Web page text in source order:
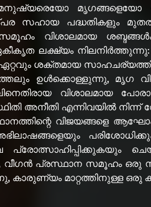
മൃഗങ്ങളെയോ
സഹായ പദ്ധതികളും
വിശാലമായ
ലക്ഷ്യം
ശക്തമായ
ഉൾക്കൊള്ളുന്നു, മൃഗ
വിശാലമായ
അനീതി എന്നിവയിൽ നിന്ന്
വിജയങ്ങളെ
പ്രോത്സാഹിപ്പിക്കുകയും
വീഗൻ പ്രസ്ഥാന സമൂഹം ഒരു
കാരുണ്യം മാറ്റത്തിനുള്ള ഒരു